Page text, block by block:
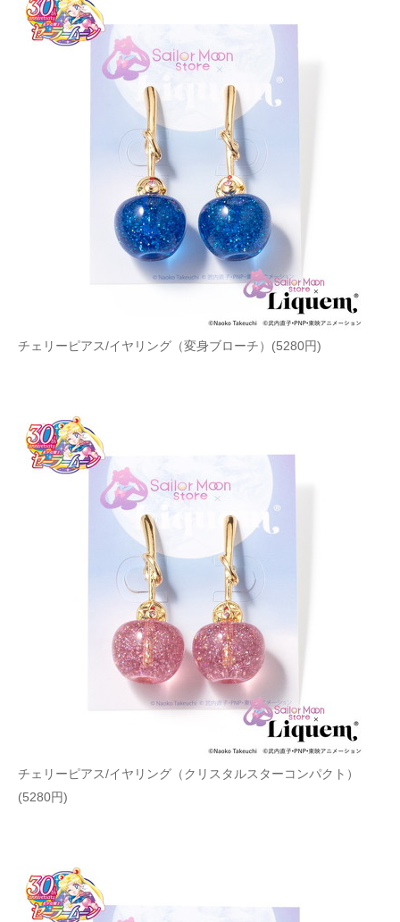
マーケ×ITの今がよく分かる
ITエンジニア向け専門サイト
企業向けIT製品の総合サイト
IT製品の技術・比較・事例
製造業のIT導入・活用を支援
モノづくり技術者専門サイト
エレクトロニクス専門サイト
電子設計の基本と応用
建設×テクノロジーの最前線
チェリーピアス/イヤリング（変身ブローチ）(5280円)
チェリーピアス/イヤリング（クリスタルスターコンパクト）
(5280円)